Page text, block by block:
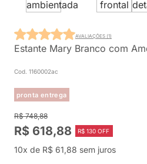
Estante Mary Branco com
Cod. 1160002ac
pronta entrega
AVALIAÇÕES (1)
R$ 748,88
R$ 618,88 R$ 130 OFF
10x de R$ 61,88 sem juros